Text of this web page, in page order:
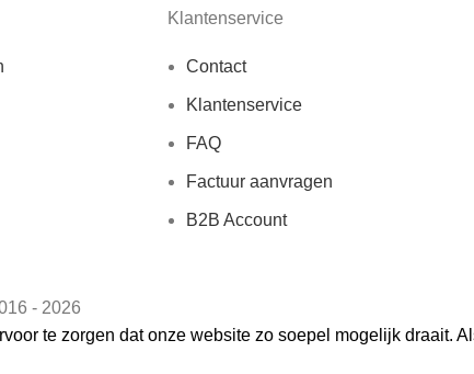
Klantenservice
Contact
Klantenservice
FAQ
Factuur aanvragen
B2B Account
- 2026
te zorgen dat onze website zo soepel mogelijk draait.